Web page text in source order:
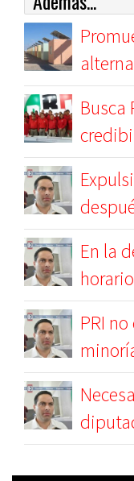
Busca
En la
PRI